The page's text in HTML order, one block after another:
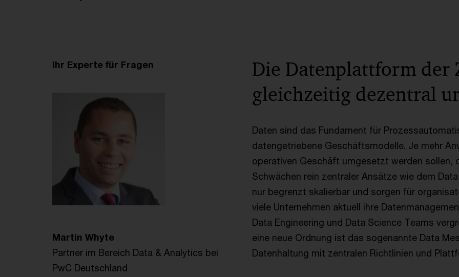
Ihr Experte für Fragen
Martin Whyte
Partner im Bereich Data & Analytics bei
PwC Deutschland
Die Datenplattform der
gleichzeitig dezentral
Daten sind das Fundament für
datengetriebene Geschäftsmodelle. Je mehr
operativen Geschäft umgesetzt werden sollen,
Schwächen rein zentraler Ansätze wie dem
nur begrenzt skalierbar und sorgen für
viele Unternehmen aktuell ihre
Data Engineering und Data Science Teams
eine neue Ordnung ist das sogenannte Data
Datenhaltung mit zentralen Richtlinien und